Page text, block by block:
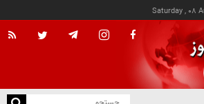
Saturday , 08